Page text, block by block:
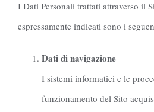
I Dati Personali trattati attraverso il
espressamente indicati sono i
Dati di navigazione
I sistemi informatici e le
funzionamento del Sito